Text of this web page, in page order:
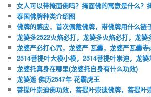
女人可以带掩面佛吗？掩面佛的寓意是什么？
泰国佛牌种类介绍图
佛牌的感应，首次佩戴佛牌，带佛牌用什么链
龙婆多2522火焰必打，龙婆多火焰必打，龙婆
龙婆严必打心咒，龙婆严 瓦囊，龙婆严瓦囊寺
2514菩提叶大模小模，2514菩提叶崇迪，龙
龙婆托真身在哪里(龙婆托自身有什么功效)
龙婆遮 佛历2547年 花霸虎王
菩提叶崇迪佛功效，菩提叶崇迪佛牌，菩提叶